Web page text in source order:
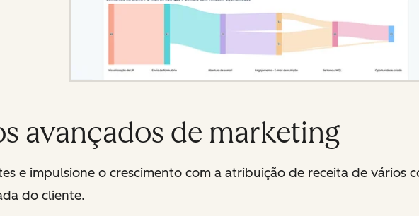
avançados de marketing
e impulsione o crescimento com a atribuição de receita de vários
do cliente.